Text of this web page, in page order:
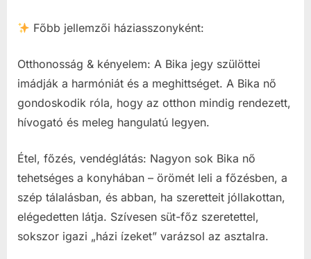
Főbb jellemzői háziasszonyként:
Otthonosság & kényelem: A Bika jegy szülöttei
imádják a harmóniát és a meghittséget. A Bika nő
gondoskodik róla, hogy az otthon mindig rendezett,
hívogató és meleg hangulatú legyen.
Étel, főzés, vendéglátás: Nagyon sok Bika nő
tehetséges a konyhában – örömét leli a főzésben, a
szép tálalásban, és abban, ha szeretteit jóllakottan,
elégedetten látja. Szívesen süt-főz szeretettel,
sokszor igazi „házi ízeket” varázsol az asztalra.